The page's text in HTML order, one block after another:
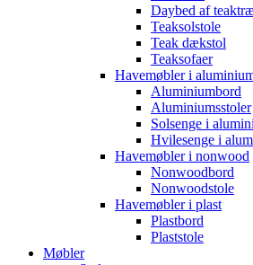
Daybed af teaktræ
Teaksolstole
Teak dækstol
Teaksofaer
Havemøbler i
Aluminiumbord
Aluminiumsstoler
Solsenge i
Hvilesenge i
Havemøbler i nonwood
Nonwoodbord
Nonwoodstole
Havemøbler i plast
Plastbord
Plaststole
Møbler